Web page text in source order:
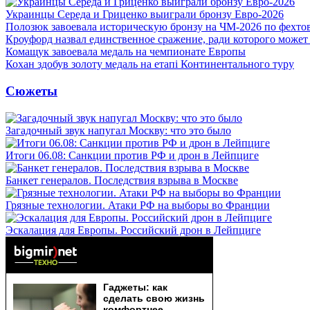
Украинцы Середа и Гриценко выиграли бронзу Евро-2026
Полозюк завоевала историческую бронзу на ЧМ-2026 по
Кроуфорд назвал единственное сражение, ради которого может
Комащук завоевала медаль на чемпионате Европы
Кохан здобув золоту медаль на етапі Континентального туру
Сюжеты
Загадочный звук напугал Москву: что это было
Итоги 06.08: Санкции против РФ и дрон в Лейпциге
Банкет генералов. Последствия взрыва в Москве
Грязные технологии. Атаки РФ на выборы во Франции
Эскалация для Европы. Российский дрон в Лейпциге